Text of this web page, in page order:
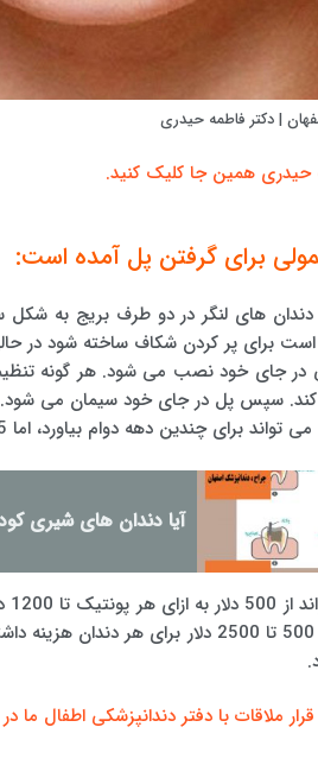
| دکتر فاطمه حیدری
حیدری همین جا کلیک کنید.
برای گرفتن پل آمده است:
دندان های لنگر در دو طرف بریج به
برای پر کردن شکاف ساخته شود در
در جای خود نصب می شود. هر گونه
سپس پل در جای خود سیمان می شود.
دهه دوام بیاورد، اما 5 تا 15 سال انتظار معقولی است.
آیا دندان های شیری
به تنهایی می تواند از 500 تا 2500
ملاقات با دفتر دندانپزشکی اطفال ما